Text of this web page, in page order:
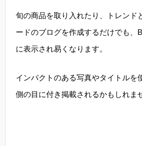
旬の商品を取り入れたり、トレンド
ードのブログを作成するだけでも、
に表示され易くなります。
インパクトのある写真やタイトルを
側の目に付き掲載されるかもしれま